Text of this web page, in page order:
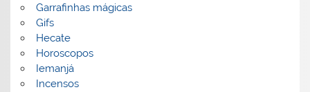
Garrafinhas mágicas
Gifs
Hecate
Horoscopos
Iemanjá
Incensos